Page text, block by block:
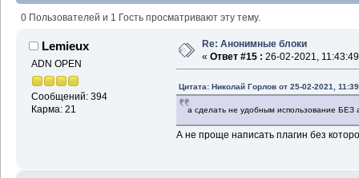
0 Пользователей и 1 Гость просматривают эту тему.
Lemieux
ADN OPEN
Сообщений: 394
Карма: 21
Re: Анонимные блоки
« Ответ #15 : 26-02-2021,
Цитата: Николай Горлов от 25-02-2021,
а сделать не удобным использование БЕЗ
А не проще написать плагин без